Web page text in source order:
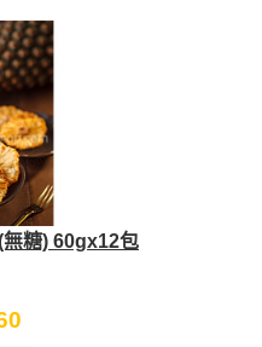
糖) 60gx12包